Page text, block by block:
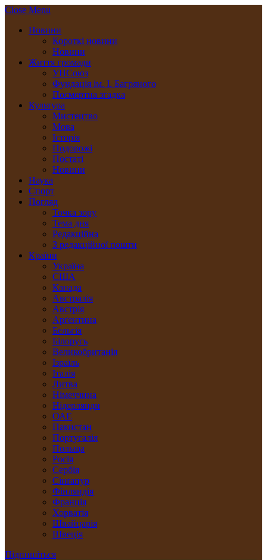
Close Menu
Новини
Короткі новини
Новини
Життя громади
УНСоюз
Фундація ім. І. Багряного
Посмертна згадка
Культура
Мистецтво
Мова
Історія
Подорожі
Постаті
Новини
Наука
Спорт
Погляд
Точка зору
Тема дня
Редакційна
З редакційної пошти
Країни
Україна
США
Канада
Австралія
Австрія
Арґентина
Бельгія
Білорусь
Великобританія
Ізраїль
Італія
Литва
Німеччина
Нідерлянди
ОАЕ
Пакистан
Португалія
Польща
Росія
Сербія
Сінґапур
Фінляндія
Франція
Хорватія
Швайцарія
Швеція
Підпишіться